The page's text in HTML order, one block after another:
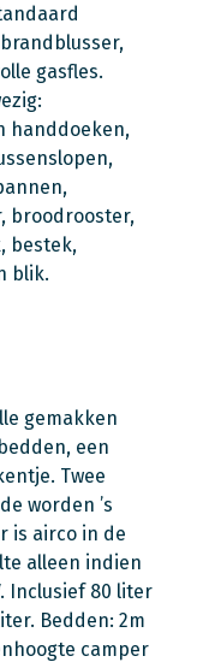
gasfles.
handdoeken,
broodrooster,
bestek,
blik.
gemakken
een
Twee
worden ’s
is airco in de
alleen indien
Inclusief 80 liter
Bedden: 2m
camper